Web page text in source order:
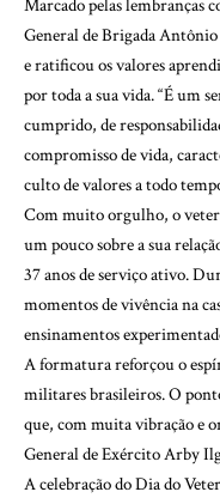
Marcado pelas lembranças
General de Brigada
e ratificou os valores
por toda a sua vida. “É um
cumprido, de
compromisso de vida,
culto de valores a todo
Com muito orgulho, o
um pouco sobre a sua
37 anos de serviço ativo.
momentos de vivência na
ensinamentos
A formatura reforçou o
militares brasileiros. O
que, com muita vibração e
General de Exército Arby
A celebração do Dia do